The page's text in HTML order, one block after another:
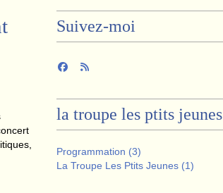
Suivez-moi
la troupe les ptits jeunes
Programmation (3)
La Troupe Les Ptits Jeunes (1)